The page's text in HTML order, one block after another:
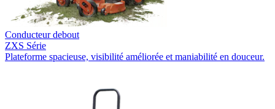
Conducteur debout
ZXS Série
Plateforme spacieuse, visibilité améliorée et maniabilité en douceur.